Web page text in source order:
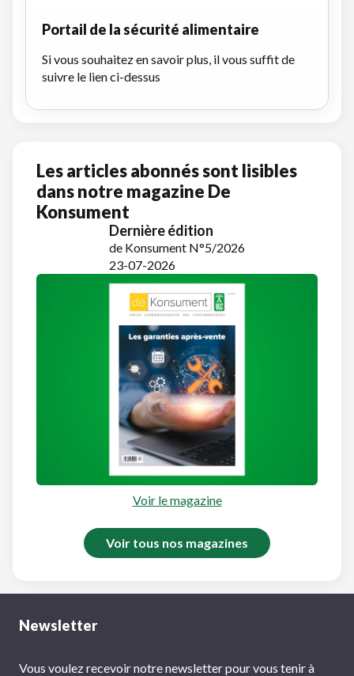
Portail de la sécurité alimentaire
Si vous souhaitez en savoir plus, il vous suffit de
suivre le lien ci-dessus
Les articles abonnés sont lisibles
dans notre magazine De
Konsument
Dernière édition
de Konsument N°5/2026
23-07-2026
Voir le magazine
Voir tous nos magazines
Newsletter
Vous voulez recevoir notre newsletter pour vous tenir à